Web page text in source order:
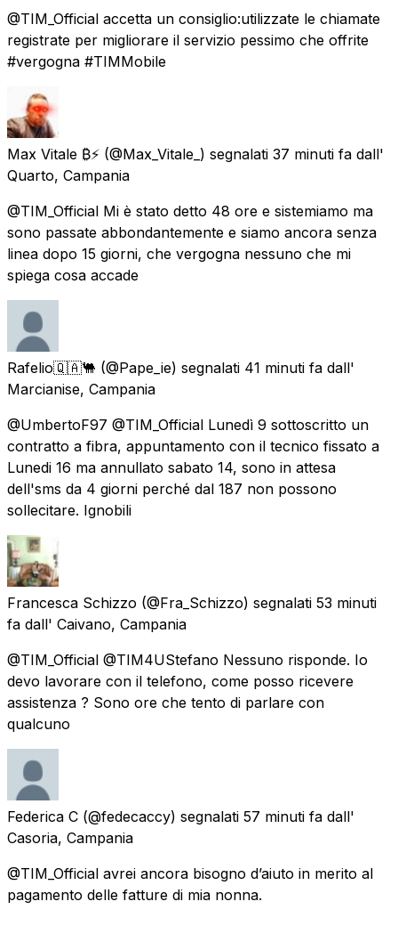
@TIM_Official accetta un consiglio:utilizzate le chiamate
registrate per migliorare il servizio pessimo che offrite
#vergogna #TIMMobile
Max Vitale ₿⚡ (@Max_Vitale_) segnalati 37 minuti fa dall'
Quarto, Campania
@TIM_Official Mi è stato detto 48 ore e sistemiamo ma
sono passate abbondantemente e siamo ancora senza
linea dopo 15 giorni, che vergogna nessuno che mi
spiega cosa accade
Rafelio🇶🇦🐫 (@Pape_ie) segnalati 41 minuti fa dall'
Marcianise, Campania
@UmbertoF97 @TIM_Official Lunedì 9 sottoscritto un
contratto a fibra, appuntamento con il tecnico fissato a
Lunedi 16 ma annullato sabato 14, sono in attesa
dell'sms da 4 giorni perché dal 187 non possono
sollecitare. Ignobili
Francesca Schizzo (@Fra_Schizzo) segnalati 53 minuti
fa dall' Caivano, Campania
@TIM_Official @TIM4UStefano Nessuno risponde. Io
devo lavorare con il telefono, come posso ricevere
assistenza ? Sono ore che tento di parlare con
qualcuno
Federica C (@fedecaccy) segnalati 57 minuti fa dall'
Casoria, Campania
@TIM_Official avrei ancora bisogno d’aiuto in merito al
pagamento delle fatture di mia nonna.